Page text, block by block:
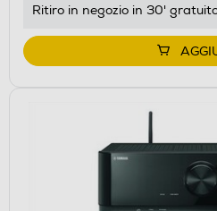
Ritiro in negozio in 30'